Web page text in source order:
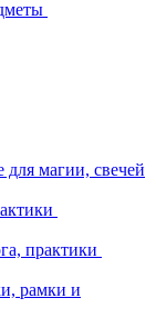
для магии, свечей
практики
рамки и